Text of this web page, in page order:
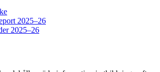
2025–26
2025–26